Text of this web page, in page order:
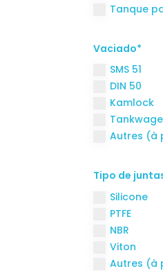
Tanque
Vaciado*
SMS 51
DIN 50
Kamlock
Autres (à
Tipo de
Silicone
PTFE
NBR
Viton
Autres (à